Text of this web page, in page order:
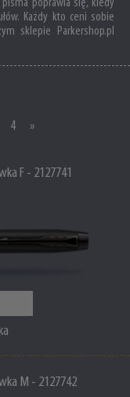
pisma poprawia się, kiedy
Każdy kto ceni sobie
sklepie Parkershop.pl
4 »
F - 2127741
M - 2127742